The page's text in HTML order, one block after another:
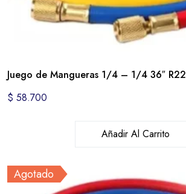
Juego de Mangueras 1/4 – 1/4 36″ R22
$ 58.700
Añadir Al Carrito
Agotado